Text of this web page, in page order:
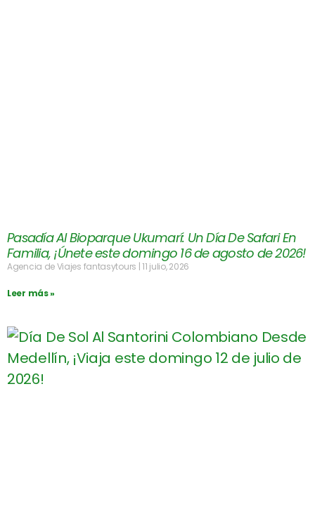
Pasadía Al Bioparque Ukumarí: Un Día De Safari En
Familia, ¡Únete este domingo 16 de agosto de 2026!
Agencia de Viajes fantasytours 11 julio, 2026
Leer más »